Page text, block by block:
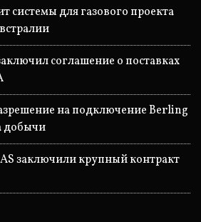
системы для газового проекта
соглашение о поставках
на подключение Berling
добычи
заключили крупный контракт